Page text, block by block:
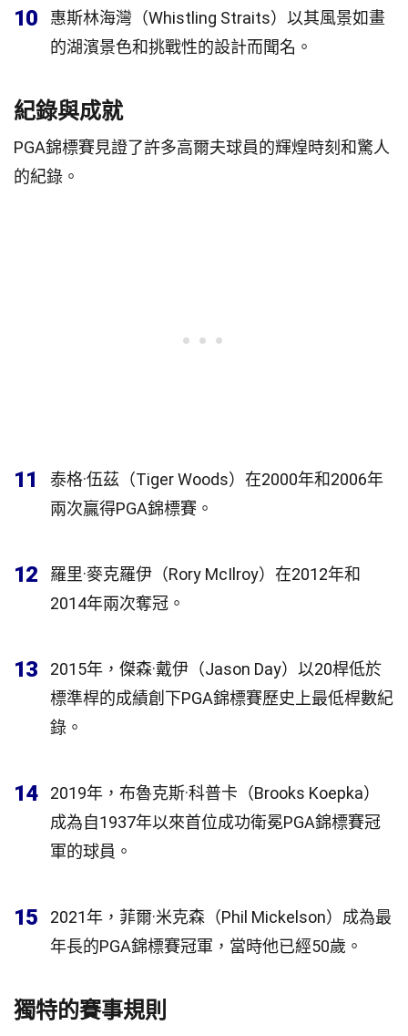
10
惠斯林海灣（Whistling Straits）以其風景如畫
的湖濱景色和挑戰性的設計而聞名。
紀錄與成就
PGA錦標賽見證了許多高爾夫球員的輝煌時刻和驚人
的紀錄。
11
泰格·伍茲（Tiger Woods）在2000年和2006年
兩次贏得PGA錦標賽。
12
羅里·麥克羅伊（Rory McIlroy）在2012年和
2014年兩次奪冠。
13
2015年，傑森·戴伊（Jason Day）以20桿低於
標準桿的成績創下PGA錦標賽歷史上最低桿數紀
錄。
14
2019年，布魯克斯·科普卡（Brooks Koepka）
成為自1937年以來首位成功衛冕PGA錦標賽冠
軍的球員。
15
2021年，菲爾·米克森（Phil Mickelson）成為最
年長的PGA錦標賽冠軍，當時他已經50歲。
獨特的賽事規則